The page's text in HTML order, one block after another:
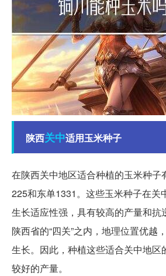
陕西关中适用玉米种子
在陕西关中地区适合种植的玉米种子
225和东单1331。这些玉米种子在关
生长适应性强，具有较高的产量和抗
陕西省的“四关”之内，地理位置优越
生长。因此，种植这些适合关中地区
较好的产量。